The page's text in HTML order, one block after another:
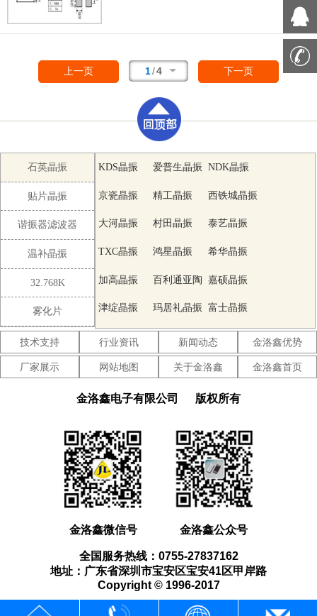
车胎压监测模块等场景,兼顾空间节省,低功耗
贴片晶振
产品,以其精准的频率调节,稳定的输出性能和
可靠的频率控制解决方案,是电子系统中实现动
态频率管理的理想选择
上一页 1/4 下一页
石英晶振
贴片晶振
谐振器滤波器
温补晶振
32.768K
雾化片
KDS晶振 爱普生晶振 NDK晶振
京瓷晶振 精工晶振 西铁城晶振
大河晶振 村田晶振 泰艺晶振
TXC晶振 鸿星晶振 希华晶振
加高晶振 百利通亚陶
晶振
嘉硕晶振
津绽晶振 玛居礼晶振 富士晶振
SMI晶振 Lihom晶振 SHINSUNG
晶振
NAKA晶振 AKER晶振 NKG晶振
NJR晶振 Sunny晶振 CTS晶振
德晶振
高利奇晶振 Jauch晶振 AbraconCrystal
晶振
维管晶振 ECScrystal 日蚀晶振
拉隆晶振 格林雷晶振 SiTimeCrystal
晶振
IDTcrystal
晶振
PletronicsCrystal
晶振
StatekCrystal
晶振
AEK晶振 AEL晶振 Cardinal晶
振
Crystek晶振 Euroquartz Fox晶振
技术支持 行业资讯 新闻动态 金洛鑫优势
厂家展示 网站地图 关于金洛鑫 金洛鑫首页
金洛鑫电子有限公司 版权所有
金洛鑫微信号 金洛鑫公众号
全国服务热线：0755-27837162
地址：广东省深圳市宝安区宝安41区甲岸路
Copyright © 1996-2017